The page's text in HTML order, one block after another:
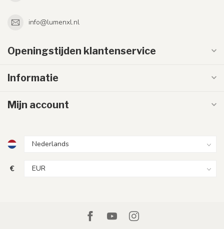
info@lumenxl.nl
Openingstijden klantenservice
Informatie
Mijn account
€